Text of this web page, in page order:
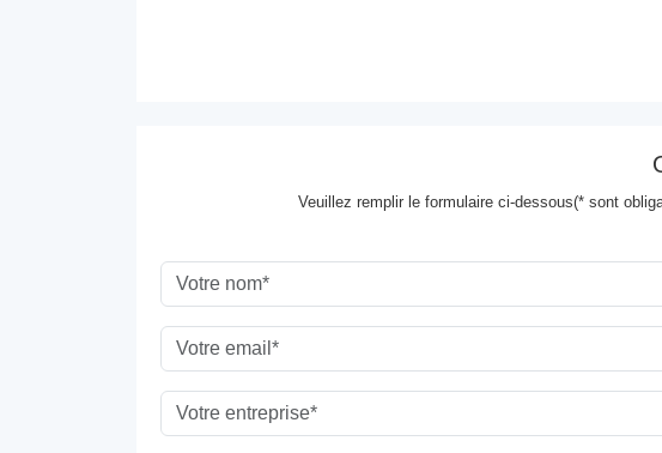
Veuillez remplir le formulaire ci-dessous(* sont